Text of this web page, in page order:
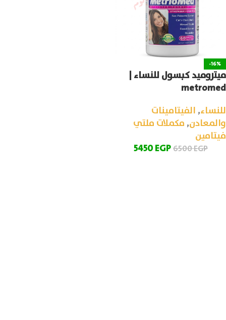
-16%
ميتروميد كبسول للنساء |
metromed
للنساء, الفيتامينات
والمعادن, مكملات ملتي
فيتامين
6500EGP
5450EGP